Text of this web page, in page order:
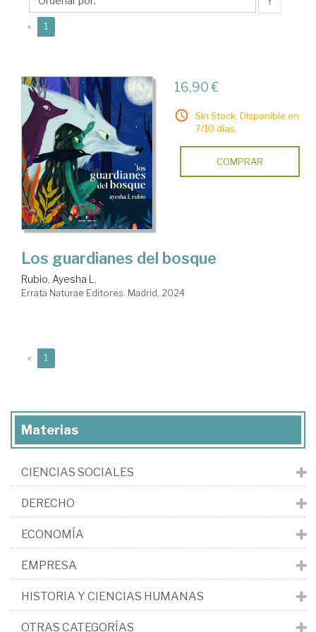
« 1
16,90 €
Sin Stock. Disponible en
7/10 días.
COMPRAR
Los guardianes del bosque
Rubio, Ayesha L.
Errata Naturae Editores. Madrid, 2024
« 1
Materias
CIENCIAS SOCIALES
DERECHO
ECONOMÍA
EMPRESA
HISTORIA Y CIENCIAS HUMANAS
OTRAS CATEGORÍAS